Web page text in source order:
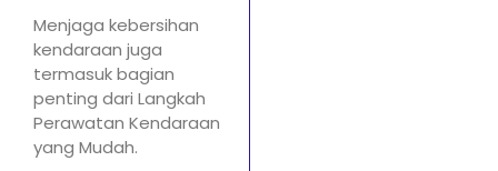
Menjaga kebersihan
kendaraan juga
termasuk bagian
penting dari Langkah
Perawatan Kendaraan
yang Mudah.